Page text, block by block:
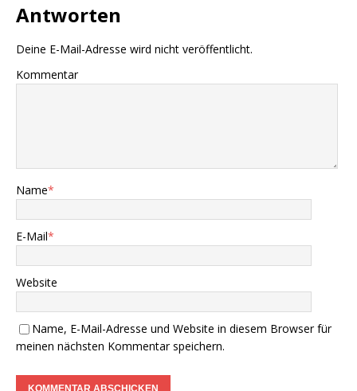
Antworten
Deine E-Mail-Adresse wird nicht veröffentlicht.
Kommentar
Name*
E-Mail*
Website
Name, E-Mail-Adresse und Website in diesem Browser für
meinen nächsten Kommentar speichern.